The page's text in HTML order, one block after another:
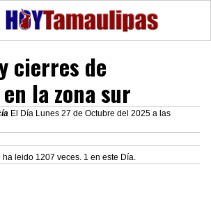
cierres de
la zona sur
El Día Lunes 27 de Octubre del 2025 a las
ha leido 1207 veces. 1 en este Día.